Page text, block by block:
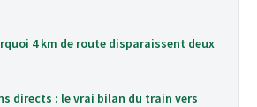
4 km de route disparaissent deux
directs : le vrai bilan du train vers